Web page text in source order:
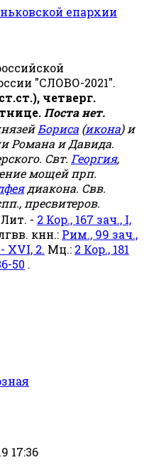
епархии
"СЛОВО-2021".
четверг.
Поста нет.
Бориса (икона) и
Романа и Давида.
Свт. Георгия,
мощей прп.
диакона. Свв.
пресвитеров.
Лит. - 2 Кор., 167 зач., I,
кнн.: Рим., 99 зач.,
XVI, 2. Мц.: 2 Кор., 181
50 .
17:36